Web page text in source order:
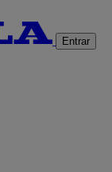
Entrar